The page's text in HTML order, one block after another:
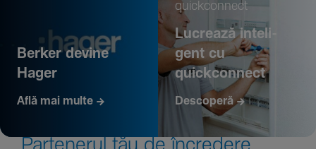
Berker devine
Hager
Află mai multe
quickconnect
Lucrează inte­li­
gent cu
quickconnect
Descoperă